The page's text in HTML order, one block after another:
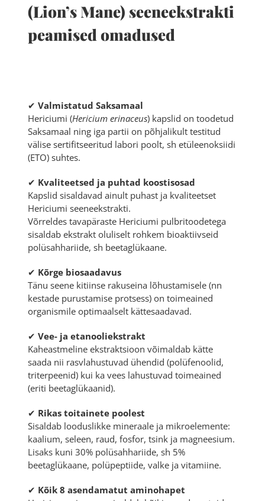
(Lion’s Mane) seeneekstrakti
peamised omadused
✔ Valmistatud Saksamaal
Hericiumi (Hericium erinaceus) kapslid on toodetud
Saksamaal ning iga partii on põhjalikult testitud
välise sertifitseeritud labori poolt, sh etüleenoksiidi
(ETO) suhtes.
✔ Kvaliteetsed ja puhtad koostisosad
Kapslid sisaldavad ainult puhast ja kvaliteetset
Hericiumi seeneekstrakti.
Võrreldes tavapäraste Hericiumi pulbritoodetega
sisaldab ekstrakt oluliselt rohkem bioaktiivseid
polüsahhariide, sh beetaglükaane.
✔ Kõrge biosaadavus
Tänu seene kitiinse rakuseina lõhustamisele (nn
kestade purustamise protsess) on toimeained
organismile optimaalselt kättesaadavad.
✔ Vee- ja etanooliekstrakt
Kaheastmeline ekstraktsioon võimaldab kätte
saada nii rasvlahustuvad ühendid (polüfenoolid,
triterpeenid) kui ka vees lahustuvad toimeained
(eriti beetaglükaanid).
✔ Rikas toitainete poolest
Sisaldab looduslikke mineraale ja mikroelemente:
kaalium, seleen, raud, fosfor, tsink ja magneesium.
Lisaks kuni 30% polüsahhariide, sh 5%
beetaglükaane, polüpeptiide, valke ja vitamiine.
✔ Kõik 8 asendamatut aminohapet